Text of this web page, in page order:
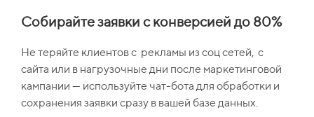
Собирайте заявки с конверсией до 80%
Не теряйте клиентов с рекламы из соц сетей, с
сайта или в нагрузочные дни после маркетинговой
кампании — используйте чат-бота для обработки и
сохранения заявки сразу в вашей базе данных.